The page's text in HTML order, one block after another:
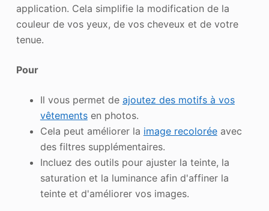
application. Cela simplifie la modification de la
couleur de vos yeux, de vos cheveux et de votre
tenue.
Pour
Il vous permet de ajoutez des motifs à vos
vêtementsen photos.
Cela peut améliorer la image recoloréeavec
des filtres supplémentaires.
Incluez des outils pour ajuster la teinte, la
saturation et la luminance afin d'affiner la
teinte et d'améliorer vos images.